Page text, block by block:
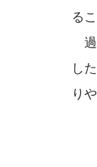
る
過
し
り